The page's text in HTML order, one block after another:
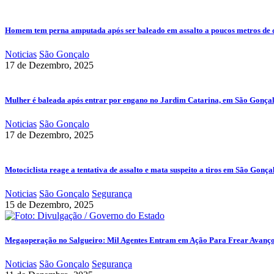
Homem tem perna amputada após ser baleado em assalto a poucos metros de
Noticias São Gonçalo
17 de Dezembro, 2025
Mulher é baleada após entrar por engano no Jardim Catarina, em São
Noticias São Gonçalo
17 de Dezembro, 2025
Motociclista reage a tentativa de assalto e mata suspeito a tiros em São
Noticias São Gonçalo Segurança
15 de Dezembro, 2025
Megaoperação no Salgueiro: Mil Agentes Entram em Ação Para Frear
Noticias São Gonçalo Segurança